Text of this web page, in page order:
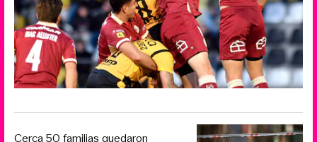
Cerca 50 familias quedaron